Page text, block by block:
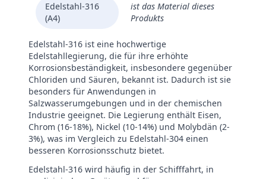
Edelstahl-316
(A4)
ist das Material dieses
Produkts
Edelstahl-316 ist eine hochwertige
Edelstahllegierung, die für ihre erhöhte
Korrosionsbeständigkeit, insbesondere gegenüber
Chloriden und Säuren, bekannt ist. Dadurch ist sie
besonders für Anwendungen in
Salzwasserumgebungen und in der chemischen
Industrie geeignet. Die Legierung enthält Eisen,
Chrom (16-18%), Nickel (10-14%) und Molybdän (2-
3%), was im Vergleich zu Edelstahl-304 einen
besseren Korrosionsschutz bietet.
Edelstahl-316 wird häufig in der Schifffahrt, in